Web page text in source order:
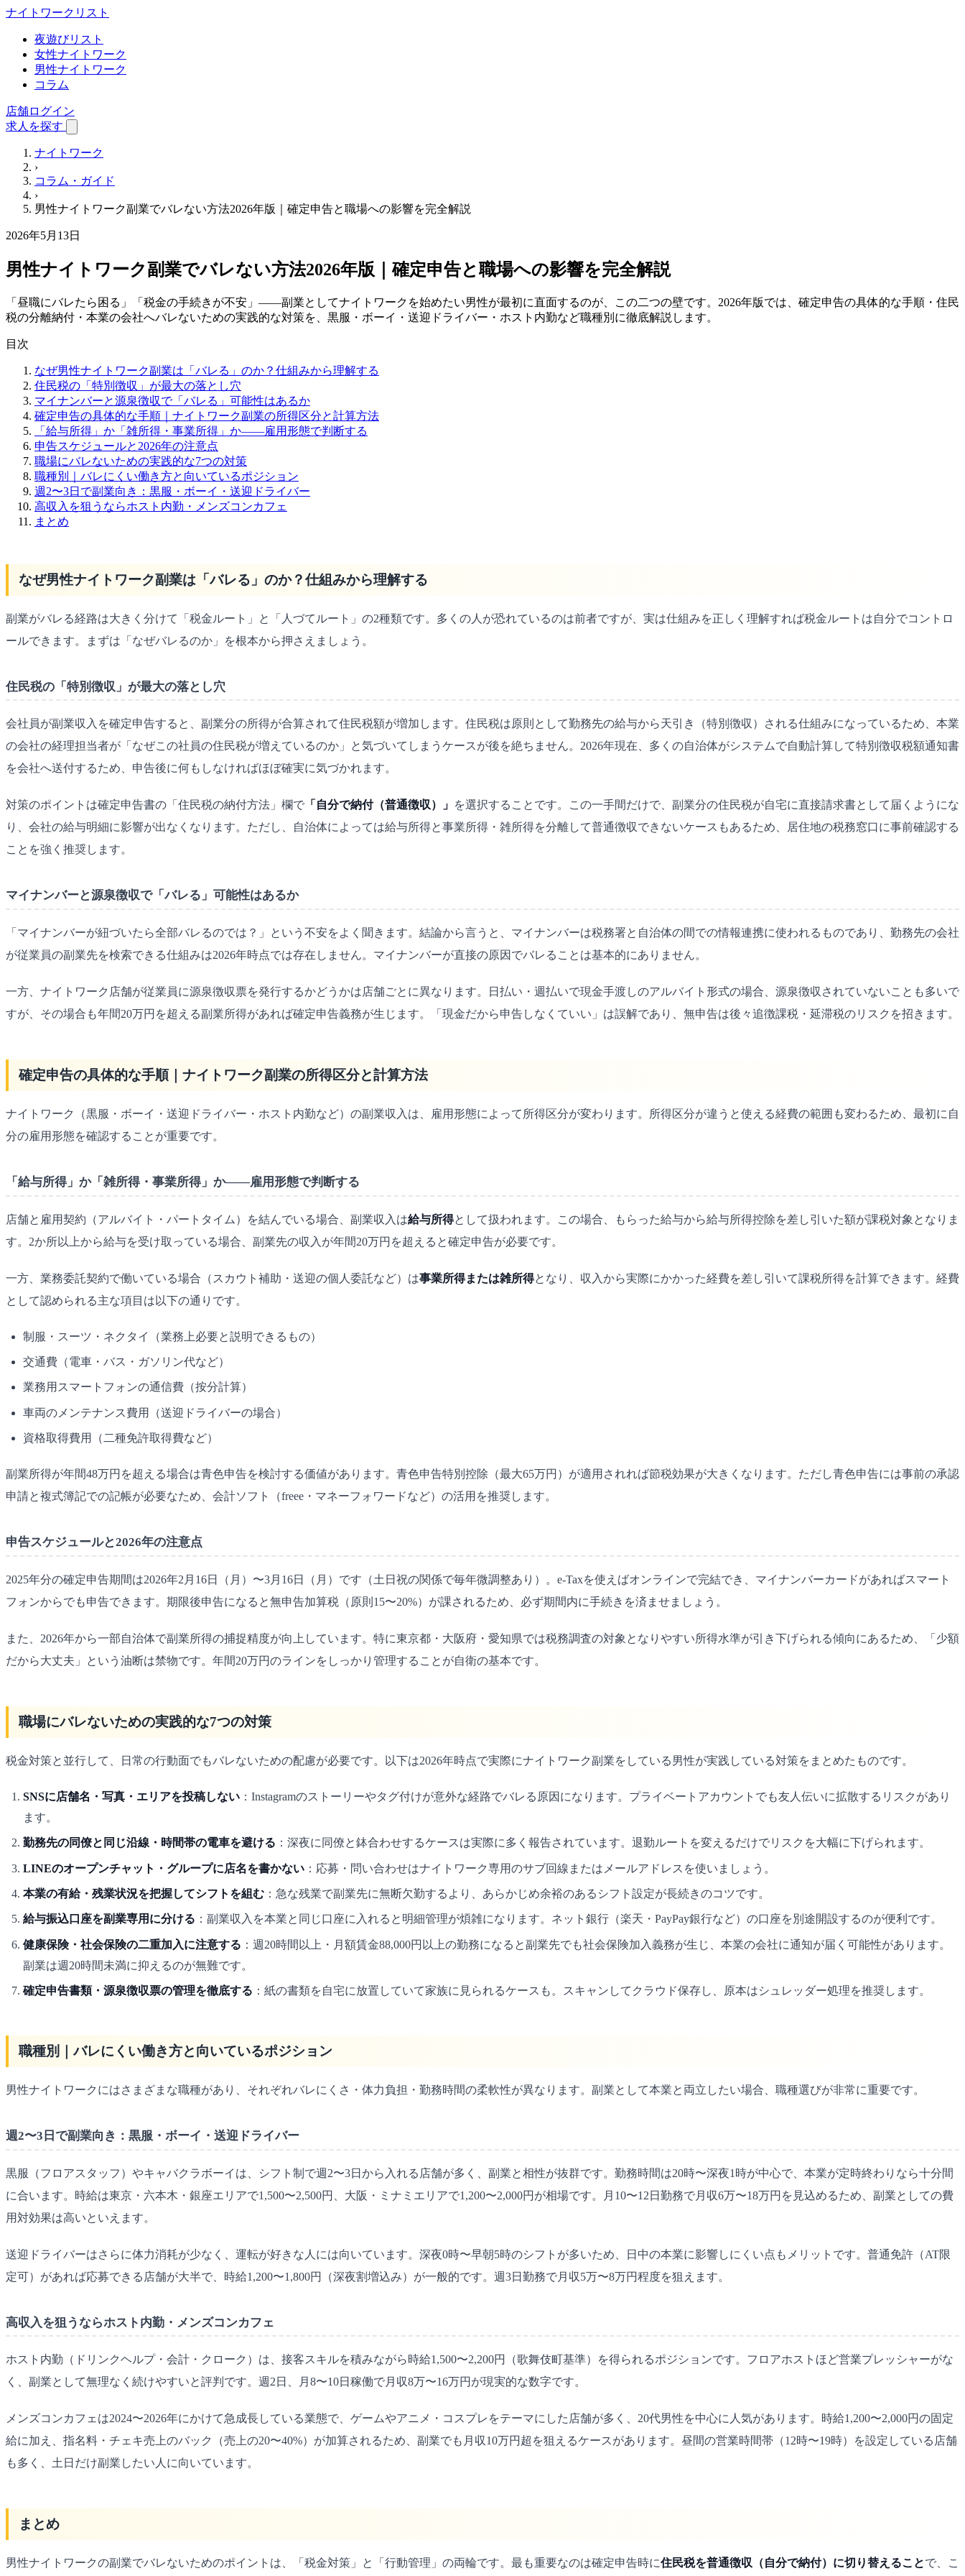
ナイトワーク リスト
夜遊びリスト
女性ナイトワーク
男性ナイトワーク
コラム
店舗ログイン
求人を探す
ナイトワーク
›
コラム・ガイド
›
男性ナイトワーク副業でバレない方法2026年版｜確定申告と職場への影響を完全解説
2026年5月13日
男性ナイトワーク副業でバレない方法2026年版｜確定申告と職場への影響を完全解説
「昼職にバレたら困る」「税金の手続きが不安」——副業としてナイトワークを始めたい男性が最初に直面するのが、この二つの壁です。2026年版では、確定申告の具体的な手順・住民
税の分離納付・本業の会社へバレないための実践的な対策を、黒服・ボーイ・送迎ドライバー・ホスト内勤など職種別に徹底解説します。
目次
なぜ男性ナイトワーク副業は「バレる」のか？仕組みから理解する
住民税の「特別徴収」が最大の落とし穴
マイナンバーと源泉徴収で「バレる」可能性はあるか
確定申告の具体的な手順｜ナイトワーク副業の所得区分と計算方法
「給与所得」か「雑所得・事業所得」か——雇用形態で判断する
申告スケジュールと2026年の注意点
職場にバレないための実践的な7つの対策
職種別｜バレにくい働き方と向いているポジション
週2〜3日で副業向き：黒服・ボーイ・送迎ドライバー
高収入を狙うならホスト内勤・メンズコンカフェ
まとめ
なぜ男性ナイトワーク副業は「バレる」のか？仕組みから理解する
副業がバレる経路は大きく分けて「税金ルート」と「人づてルート」の2種類です。多くの人が恐れているのは前者ですが、実は仕組みを正しく理解すれば税金ルートは自分でコントロ
ールできます。まずは「なぜバレるのか」を根本から押さえましょう。
住民税の「特別徴収」が最大の落とし穴
会社員が副業収入を確定申告すると、副業分の所得が合算されて住民税額が増加します。住民税は原則として勤務先の給与から天引き（特別徴収）される仕組みになっているため、本業
の会社の経理担当者が「なぜこの社員の住民税が増えているのか」と気づいてしまうケースが後を絶ちません。2026年現在、多くの自治体がシステムで自動計算して特別徴収税額通知書
を会社へ送付するため、申告後に何もしなければほぼ確実に気づかれます。
対策のポイントは確定申告書の「住民税の納付方法」欄で 「自分で納付（普通徴収）」 を選択することです。この一手間だけで、副業分の住民税が自宅に直接請求書として届くようにな
り、会社の給与明細に影響が出なくなります。ただし、自治体によっては給与所得と事業所得・雑所得を分離して普通徴収できないケースもあるため、居住地の税務窓口に事前確認する
ことを強く推奨します。
マイナンバーと源泉徴収で「バレる」可能性はあるか
「マイナンバーが紐づいたら全部バレるのでは？」という不安をよく聞きます。結論から言うと、マイナンバーは税務署と自治体の間での情報連携に使われるものであり、勤務先の会社
が従業員の副業先を検索できる仕組みは2026年時点では存在しません。マイナンバーが直接の原因でバレることは基本的にありません。
一方、ナイトワーク店舗が従業員に源泉徴収票を発行するかどうかは店舗ごとに異なります。日払い・週払いで現金手渡しのアルバイト形式の場合、源泉徴収されていないことも多いで
すが、その場合も年間20万円を超える副業所得があれば確定申告義務が生じます。「現金だから申告しなくていい」は誤解であり、無申告は後々追徴課税・延滞税のリスクを招きます。
確定申告の具体的な手順｜ナイトワーク副業の所得区分と計算方法
ナイトワーク（黒服・ボーイ・送迎ドライバー・ホスト内勤など）の副業収入は、雇用形態によって所得区分が変わります。所得区分が違うと使える経費の範囲も変わるため、最初に自
分の雇用形態を確認することが重要です。
「給与所得」か「雑所得・事業所得」か——雇用形態で判断する
店舗と雇用契約（アルバイト・パートタイム）を結んでいる場合、副業収入は給与所得として扱われます。この場合、もらった給与から給与所得控除を差し引いた額が課税対象となりま
す。2か所以上から給与を受け取っている場合、副業先の収入が年間20万円を超えると確定申告が必要です。
一方、業務委託契約で働いている場合（スカウト補助・送迎の個人委託など）は事業所得または雑所得となり、収入から実際にかかった経費を差し引いて課税所得を計算できます。経費
として認められる主な項目は以下の通りです。
制服・スーツ・ネクタイ（業務上必要と説明できるもの）
交通費（電車・バス・ガソリン代など）
業務用スマートフォンの通信費（按分計算）
車両のメンテナンス費用（送迎ドライバーの場合）
資格取得費用（二種免許取得費など）
副業所得が年間48万円を超える場合は青色申告を検討する価値があります。青色申告特別控除（最大65万円）が適用されれば節税効果が大きくなります。ただし青色申告には事前の承認
申請と複式簿記での記帳が必要なため、会計ソフト（freee・マネーフォワードなど）の活用を推奨します。
申告スケジュールと2026年の注意点
2025年分の確定申告期間は2026年2月16日（月）〜3月16日（月）です（土日祝の関係で毎年微調整あり）。e-Taxを使えばオンラインで完結でき、マイナンバーカードがあればスマート
フォンからでも申告できます。期限後申告になると無申告加算税（原則15〜20%）が課されるため、必ず期間内に手続きを済ませましょう。
また、2026年から一部自治体で副業所得の捕捉精度が向上しています。特に東京都・大阪府・愛知県では税務調査の対象となりやすい所得水準が引き下げられる傾向にあるため、「少額
だから大丈夫」という油断は禁物です。年間20万円のラインをしっかり管理することが自衛の基本です。
職場にバレないための実践的な7つの対策
税金対策と並行して、日常の行動面でもバレないための配慮が必要です。以下は2026年時点で実際にナイトワーク副業をしている男性が実践している対策をまとめたものです。
SNSに店舗名・写真・エリアを投稿しない ：Instagramのストーリーやタグ付けが意外な経路でバレる原因になります。プライベートアカウントでも友人伝いに拡散するリスクがあり
ます。
勤務先の同僚と同じ沿線・時間帯の電車を避ける ：深夜に同僚と鉢合わせするケースは実際に多く報告されています。退勤ルートを変えるだけでリスクを大幅に下げられます。
LINEのオープンチャット・グループに店名を書かない ：応募・問い合わせはナイトワーク専用のサブ回線またはメールアドレスを使いましょう。
本業の有給・残業状況を把握してシフトを組む ：急な残業で副業先に無断欠勤するより、あらかじめ余裕のあるシフト設定が長続きのコツです。
給与振込口座を副業専用に分ける ：副業収入を本業と同じ口座に入れると明細管理が煩雑になります。ネット銀行（楽天・PayPay銀行など）の口座を別途開設するのが便利です。
健康保険・社会保険の二重加入に注意する ：週20時間以上・月額賃金88,000円以上の勤務になると副業先でも社会保険加入義務が生じ、本業の会社に通知が届く可能性があります。
副業は週20時間未満に抑えるのが無難です。
確定申告書類・源泉徴収票の管理を徹底する ：紙の書類を自宅に放置していて家族に見られるケースも。スキャンしてクラウド保存し、原本はシュレッダー処理を推奨します。
職種別｜バレにくい働き方と向いているポジション
男性ナイトワークにはさまざまな職種があり、それぞれバレにくさ・体力負担・勤務時間の柔軟性が異なります。副業として本業と両立したい場合、職種選びが非常に重要です。
週2〜3日で副業向き：黒服・ボーイ・送迎ドライバー
黒服（フロアスタッフ）やキャバクラボーイは、シフト制で週2〜3日から入れる店舗が多く、副業と相性が抜群です。勤務時間は20時〜深夜1時が中心で、本業が定時終わりなら十分間
に合います。時給は東京・六本木・銀座エリアで1,500〜2,500円、大阪・ミナミエリアで1,200〜2,000円が相場です。月10〜12日勤務で月収6万〜18万円を見込めるため、副業としての費
用対効果は高いといえます。
送迎ドライバーはさらに体力消耗が少なく、運転が好きな人には向いています。深夜0時〜早朝5時のシフトが多いため、日中の本業に影響しにくい点もメリットです。普通免許（AT限
定可）があれば応募できる店舗が大半で、時給1,200〜1,800円（深夜割増込み）が一般的です。週3日勤務で月収5万〜8万円程度を狙えます。
高収入を狙うならホスト内勤・メンズコンカフェ
ホスト内勤（ドリンクヘルプ・会計・クローク）は、接客スキルを積みながら時給1,500〜2,200円（歌舞伎町基準）を得られるポジションです。フロアホストほど営業プレッシャーがな
く、副業として無理なく続けやすいと評判です。週2日、月8〜10日稼働で月収8万〜16万円が現実的な数字です。
メンズコンカフェは2024〜2026年にかけて急成長している業態で、ゲームやアニメ・コスプレをテーマにした店舗が多く、20代男性を中心に人気があります。時給1,200〜2,000円の固定
給に加え、指名料・チェキ売上のバック（売上の20〜40%）が加算されるため、副業でも月収10万円超を狙えるケースがあります。昼間の営業時間帯（12時〜19時）を設定している店舗
も多く、土日だけ副業したい人に向いています。
まとめ
男性ナイトワークの副業でバレないためのポイントは、「税金対策」と「行動管理」の両輪です。最も重要なのは確定申告時に住民税を普通徴収（自分で納付）に切り替えることで、こ